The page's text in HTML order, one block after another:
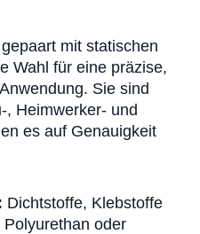
mit statischen
Wahl für eine präzise,
Sie sind
, Heimwerker- und
es auf Genauigkeit
Dichtstoffe, Klebstoffe
oder